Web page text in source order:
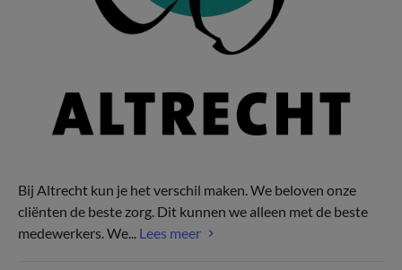
Bij Altrecht kun je het verschil maken. We beloven onze
cliënten de beste zorg. Dit kunnen we alleen met de beste
medewerkers. We... Lees meer